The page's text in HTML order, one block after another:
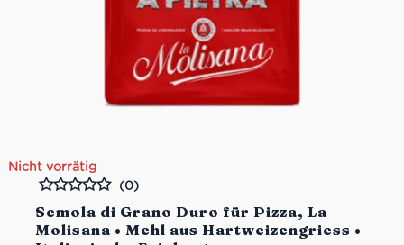
Nicht vorrätig
Semola di Grano Duro für Pizza, La
Molisana • Mehl aus Hartweizengriess •
Bewertet
(0)